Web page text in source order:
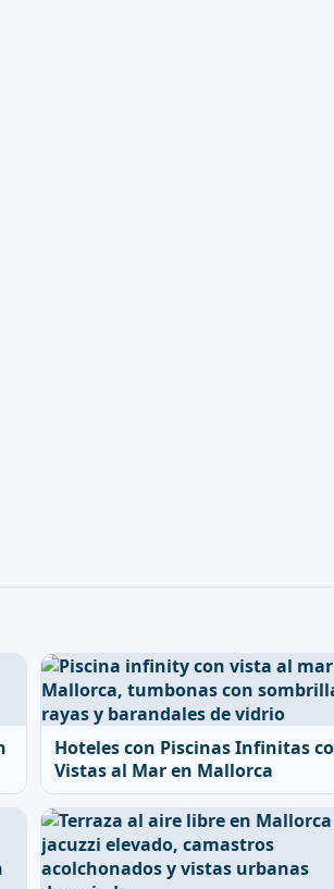
Hoteles con Piscinas Infinitas
Vistas al Mar en Mallorca